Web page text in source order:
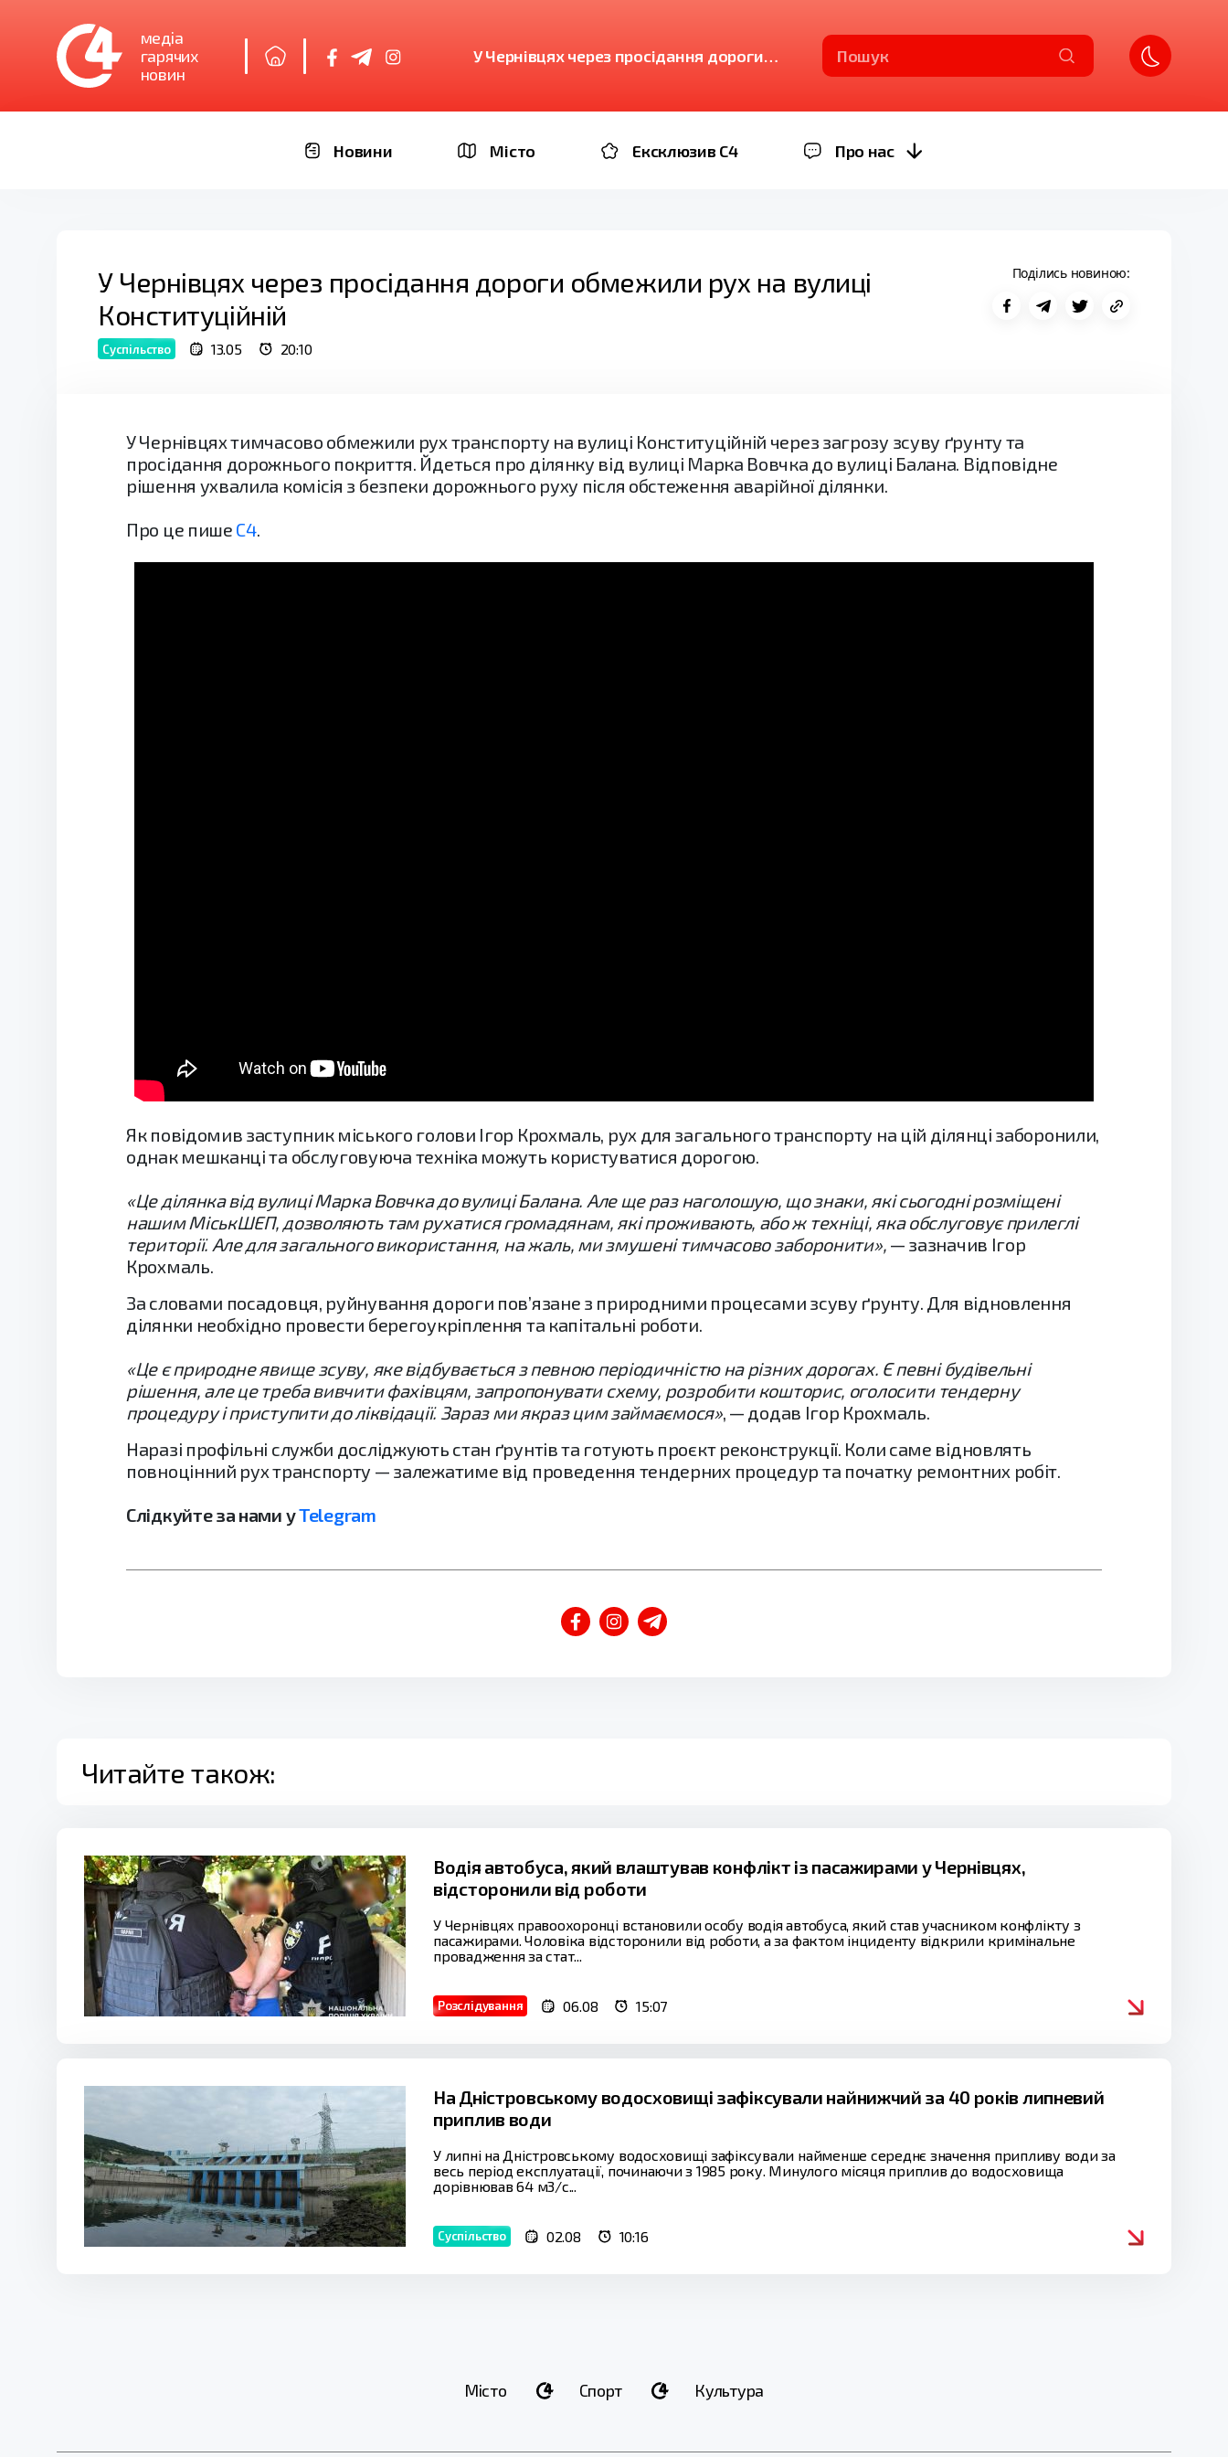
медіа
гарячих
новин
У Чернівцях через просідання дороги
Пошук
Новини Місто Ексклюзив C4 Про нас
У Чернівцях через просідання дороги обмежили рух на вулиці
Конституційній
Суспільство 13.05 20:10
Поділись новиною:
У Чернівцях тимчасово обмежили рух транспорту на вулиці Конституційній через загрозу зсуву ґрунту та
просідання дорожнього покриття. Йдеться про ділянку від вулиці Марка Вовчка до вулиці Балана. Відповідне
рішення ухвалила комісія з безпеки дорожнього руху після обстеження аварійної ділянки.
Про це пише С4.
Як повідомив заступник міського голови Ігор Крохмаль, рух для загального транспорту на цій ділянці заборонили,
однак мешканці та обслуговуюча техніка можуть користуватися дорогою.
«Це ділянка від вулиці Марка Вовчка до вулиці Балана. Але ще раз наголошую, що знаки, які сьогодні розміщені
нашим МіськШЕП, дозволяють там рухатися громадянам, які проживають, або ж техніці, яка обслуговує прилеглі
території. Але для загального використання, на жаль, ми змушені тимчасово заборонити», — зазначив Ігор
Крохмаль.
За словами посадовця, руйнування дороги пов’язане з природними процесами зсуву ґрунту. Для відновлення
ділянки необхідно провести берегоукріплення та капітальні роботи.
«Це є природне явище зсуву, яке відбувається з певною періодичністю на різних дорогах. Є певні будівельні
рішення, але це треба вивчити фахівцям, запропонувати схему, розробити кошторис, оголосити тендерну
процедуру і приступити до ліквідації. Зараз ми якраз цим займаємося», — додав Ігор Крохмаль.
Наразі профільні служби досліджують стан ґрунтів та готують проєкт реконструкції. Коли саме відновлять
повноцінний рух транспорту — залежатиме від проведення тендерних процедур та початку ремонтних робіт.
Слідкуйте за нами уTelegram
Читайте також:
Водія автобуса, який влаштував конфлікт із пасажирами у Чернівцях,
відсторонили від роботи
У Чернівцях правоохоронці встановили особу водія автобуса, який став учасником конфлікту з
пасажирами. Чоловіка відсторонили від роботи, а за фактом інциденту відкрили кримінальне
провадження за стат...
Розслідування 06.08 15:07
На Дністровському водосховищі зафіксували найнижчий за 40 років липневий
приплив води
У липні на Дністровському водосховищі зафіксували найменше середнє значення припливу води за
весь період експлуатації, починаючи з 1985 року. Минулого місяця приплив до водосховища
дорівнював 64 м3/с...
Суспільство 02.08 10:16
Місто Спорт Культура